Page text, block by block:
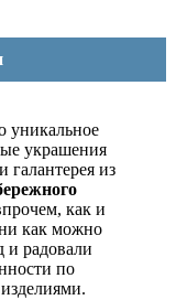
уникальное
украшения
галантерея из
как и
как можно
и радовали
по